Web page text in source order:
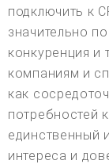
подключить к
значительно
конкуренция и
компаниям и
как
потребностей
единственный
интереса и